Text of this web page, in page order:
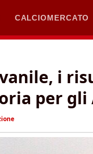
CALCIOMERCATO
i
per gli